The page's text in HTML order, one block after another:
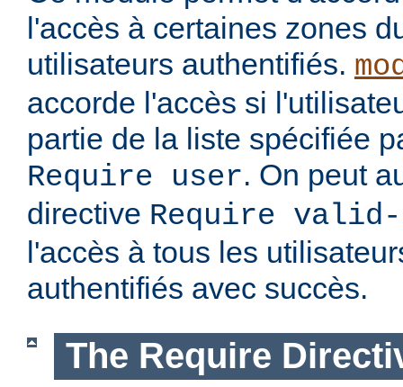
l'accès à certaines zones
utilisateurs authentifiés.
accorde l'accès si
partie de la liste spécifiée
Require user. On peut
directive Require
l'accès à tous les
authentifiés avec succès.
The Require